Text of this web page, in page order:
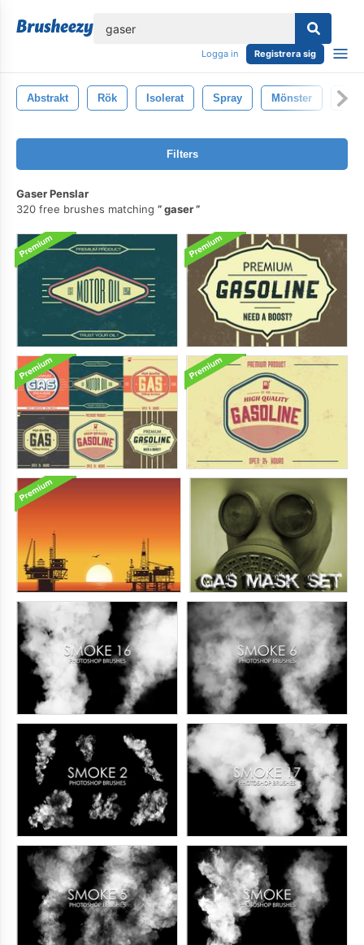
Logga in Registrera sig
Abstrakt Rök Isolerat Spray Mönster
Filters
Gaser Penslar
320 free brushes matching
gaser